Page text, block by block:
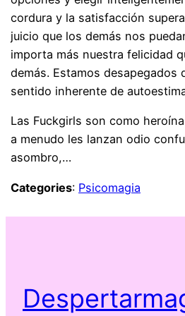
cordura y la satisfacción
juicio que los demás nos
importa más nuestra felicidad
demás. Estamos desapegados
sentido inherente de
Las Fuckgirls son como
a menudo les lanzan odio
asombro,…
Categories: Psicomagia